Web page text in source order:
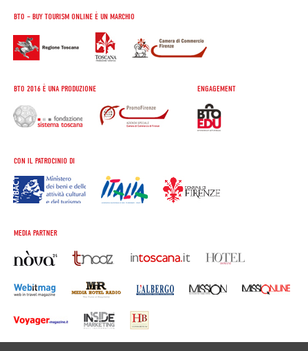
BTO – BUY TOURISM ONLINE È UN MARCHIO
BTO 2016 È UNA PRODUZIONE ENGAGEMENT
CON IL PATROCINIO DI
MEDIA PARTNER